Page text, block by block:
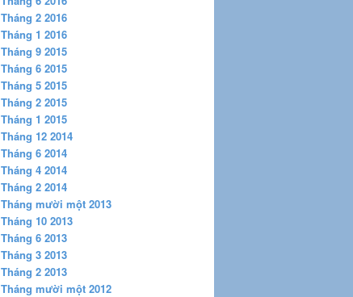
Tháng 2 2016
Tháng 1 2016
Tháng 9 2015
Tháng 6 2015
Tháng 5 2015
Tháng 2 2015
Tháng 1 2015
Tháng 12 2014
Tháng 6 2014
Tháng 4 2014
Tháng 2 2014
Tháng mười một 2013
Tháng 10 2013
Tháng 6 2013
Tháng 3 2013
Tháng 2 2013
Tháng mười một 2012